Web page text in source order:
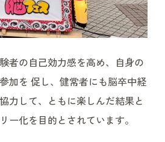
者の自己効力感を高め、自身の
加を 促し、健常者にも脳卒中経
力して、ともに楽しんだ結果と
ー化を目的とされています。